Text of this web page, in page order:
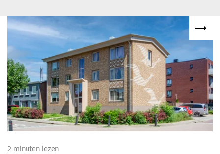
2 minuten lezen